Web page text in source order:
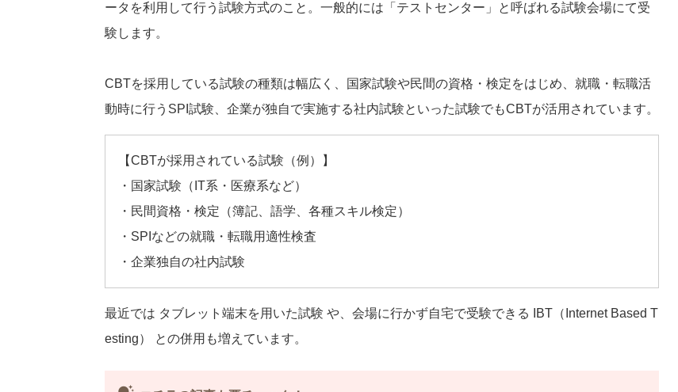
ータを利用して行う試験方式のこと。一般的には「テストセンター」と呼ばれる試験会場にて受
験します。
CBTを採用している試験の種類は幅広く、国家試験や民間の資格・検定をはじめ、就職・転職活
動時に行うSPI試験、企業が独自で実施する社内試験といった試験でもCBTが活用されています。
【CBTが採用されている試験（例）】
・国家試験（IT系・医療系など）
・民間資格・検定（簿記、語学、各種スキル検定）
・SPIなどの就職・転職用適性検査
・企業独自の社内試験
最近では タブレット端末を用いた試験 や、会場に行かず自宅で受験できる IBT（Internet Based T
esting） との併用も増えています。